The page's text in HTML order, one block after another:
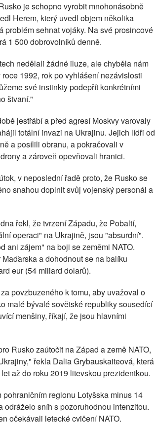
je schopno vyrobit mnohonásobně
Herem, který uvedl objem několika
sehnat vojáky. Na své prosincové
1 500 dobrovolníků denně.
nedělali žádné iluze, ale chyběla nám
1992, rok po vyhlášení nezávislosti
své instinkty podepřít konkrétními
štvaní."
jestřábí a před agresí Moskvy varovaly
totální invazi na Ukrajinu. Jejich lídři od
a posílili obranu, a pokračovali v
a zároveň opevňovali hranici.
v neposlední řadě proto, že Rusko se
snahou doplnit svůj vojenský personál a
řekl, že tvrzení Západu, že Pobaltí,
operaci" na Ukrajině, jsou "absurdní".
ani zájem" na boji se zeměmi NATO.
a dohodnout se na balíku
eur (54 miliard dolarů).
povzbuzeného k tomu, aby uvažoval o
malé bývalé sovětské republiky sousedící
menšiny, říkají, že jsou hlavními
Rusko zaútočit na Západ a země NATO,
řekla Dalia Grybauskaiteová, která
až do roku 2019 litevskou prezidentkou.
regionu Lotyšska minus 14
sníh s pozoruhodnou intenzitou.
očekávali letecké cvičení NATO.